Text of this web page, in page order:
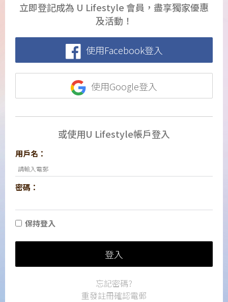
立即登記成為 U Lifestyle 會員，盡享獨家優惠
及活動！
使用Facebook登入
使用Google登入
或使用U Lifestyle帳戶登入
用戶名：
密碼：
保持登入
登入
忘記密碼?
重發註冊確認電郵